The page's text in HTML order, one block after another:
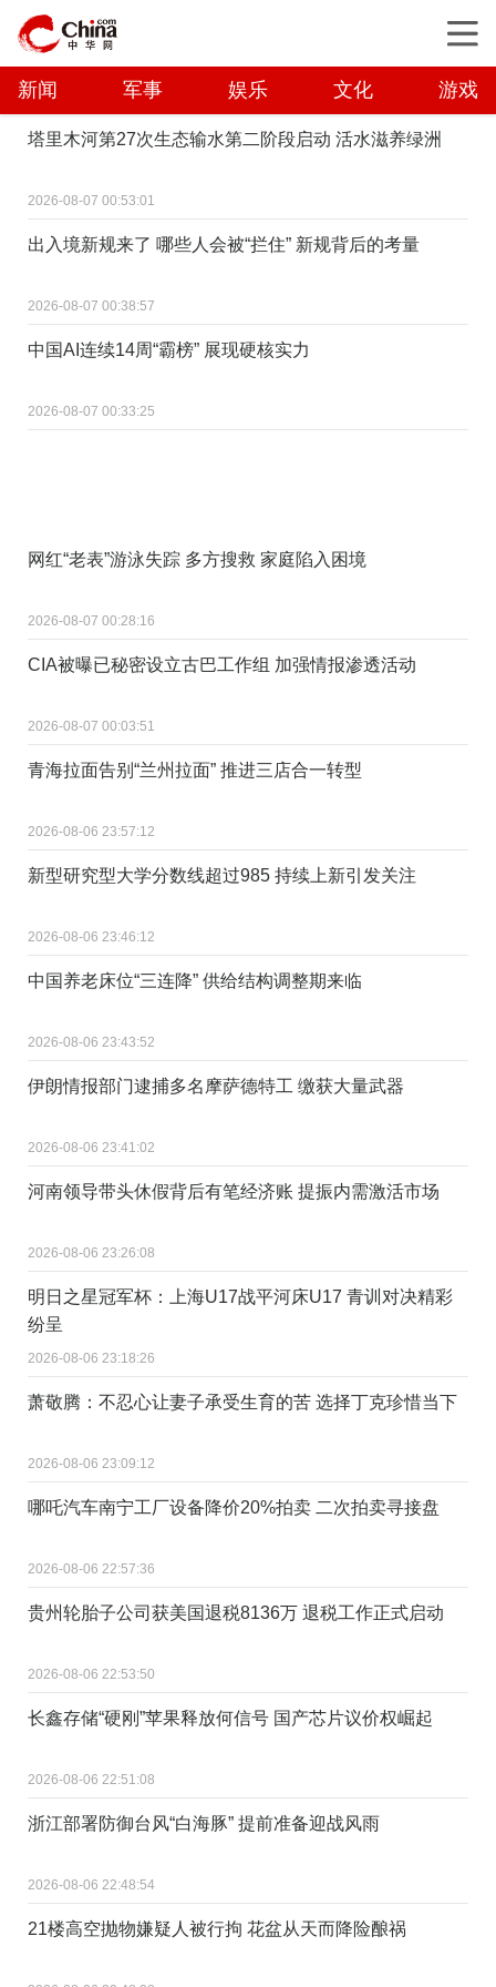
新闻 军事 娱乐 文化 游戏
塔里木河第27次生态输水第二阶段启动 活水滋养绿洲
2026-08-07 00:53:01
出入境新规来了 哪些人会被“拦住” 新规背后的考量
2026-08-07 00:38:57
中国AI连续14周“霸榜” 展现硬核实力
2026-08-07 00:33:25
网红“老表”游泳失踪 多方搜救 家庭陷入困境
2026-08-07 00:28:16
CIA被曝已秘密设立古巴工作组 加强情报渗透活动
2026-08-07 00:03:51
青海拉面告别“兰州拉面” 推进三店合一转型
2026-08-06 23:57:12
新型研究型大学分数线超过985 持续上新引发关注
2026-08-06 23:46:12
中国养老床位“三连降” 供给结构调整期来临
2026-08-06 23:43:52
伊朗情报部门逮捕多名摩萨德特工 缴获大量武器
2026-08-06 23:41:02
河南领导带头休假背后有笔经济账 提振内需激活市场
2026-08-06 23:26:08
明日之星冠军杯：上海U17战平河床U17 青训对决精彩
纷呈
2026-08-06 23:18:26
萧敬腾：不忍心让妻子承受生育的苦 选择丁克珍惜当下
2026-08-06 23:09:12
哪吒汽车南宁工厂设备降价20%拍卖 二次拍卖寻接盘
2026-08-06 22:57:36
贵州轮胎子公司获美国退税8136万 退税工作正式启动
2026-08-06 22:53:50
长鑫存储“硬刚”苹果释放何信号 国产芯片议价权崛起
2026-08-06 22:51:08
浙江部署防御台风“白海豚” 提前准备迎战风雨
2026-08-06 22:48:54
21楼高空抛物嫌疑人被行拘 花盆从天而降险酿祸